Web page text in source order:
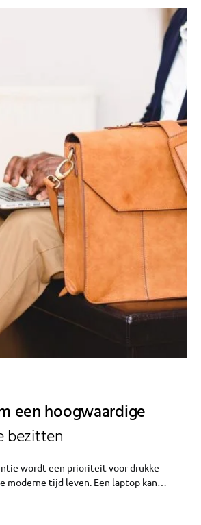
een hoogwaardige
bezitten
wordt een prioriteit voor drukke
moderne tijd leven. Een laptop kan…